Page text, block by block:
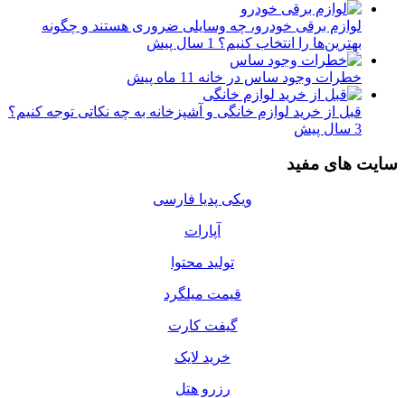
لوازم برقی خودرو، چه وسایلی ضروری هستند و چگونه
بهترین‌ها را انتخاب کنیم؟ 1 سال پیش
خطرات وجود ساس در خانه 11 ماه پیش
قبل از خرید لوازم خانگی و آشپزخانه به چه نکاتی توجه کنیم؟
3 سال پیش
سایت های مفید
ویکی پدیا فارسی
آپارات
تولید محتوا
قیمت میلگرد
گیفت کارت
خرید لایک
رزرو هتل